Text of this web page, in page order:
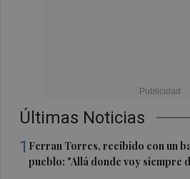
Últimas Noticias
1 Ferran Torres, recibido con un
pueblo: "Allá donde voy siempre